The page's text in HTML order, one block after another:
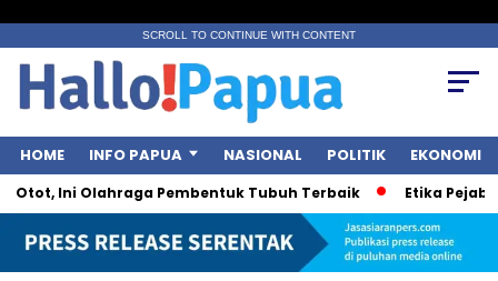
SCROLL TO CONTINUE WITH CONTENT
HOME INFO PAPUA NASIONAL POLITIK EKONOMI
Ini Olahraga Pembentuk Tubuh Terbaik Etika